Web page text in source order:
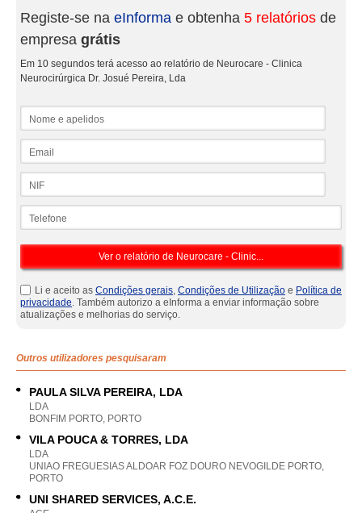
Registe-se na eInforma e obtenha 5 relatórios de
empresa grátis
Em 10 segundos terá acesso ao relatório de Neurocare - Clinica
Neurocirúrgica Dr. Josué Pereira, Lda
Li e aceito as Condições gerais, Condições de Utilização e Política de
privacidade. Também autorizo a eInforma a enviar informação sobre
atualizações e melhorias do serviço.
Outros utilizadores pesquisaram
PAULA SILVA PEREIRA, LDA
LDA
BONFIM PORTO, PORTO
VILA POUCA & TORRES, LDA
LDA
UNIAO FREGUESIAS ALDOAR FOZ DOURO NEVOGILDE PORTO,
PORTO
UNI SHARED SERVICES, A.C.E.